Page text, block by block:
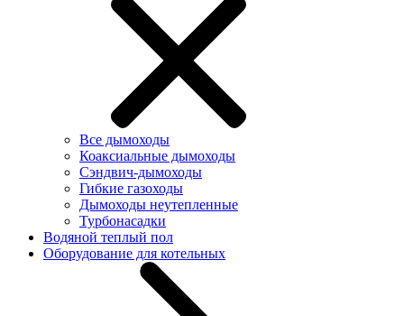
Все дымоходы
Коаксиальные дымоходы
Сэндвич-дымоходы
Гибкие газоходы
Дымоходы неутепленные
Турбонасадки
Водяной теплый пол
Оборудование для котельных